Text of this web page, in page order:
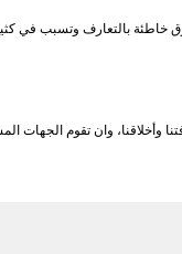
بالتعارف وتسبب في
وأخلاقنا، وان تقوم